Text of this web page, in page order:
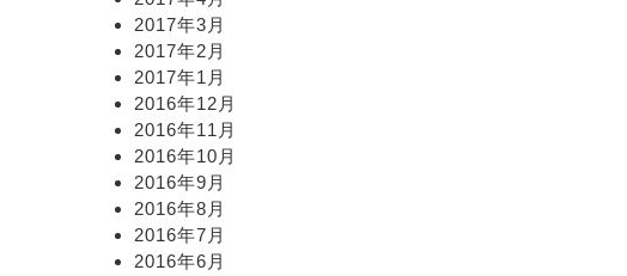
2017年3月
2017年2月
2017年1月
2016年12月
2016年11月
2016年10月
2016年9月
2016年8月
2016年7月
2016年6月